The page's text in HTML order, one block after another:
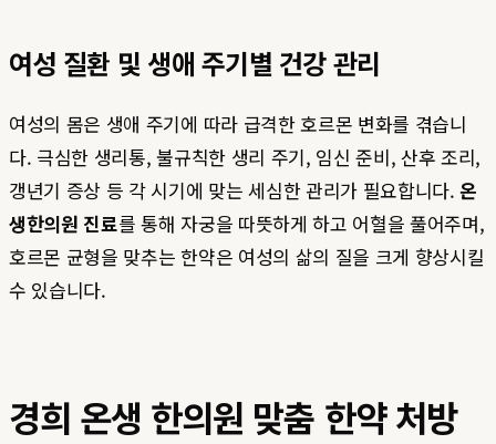
여성 질환 및 생애 주기별 건강 관리
여성의 몸은 생애 주기에 따라 급격한 호르몬 변화를 겪습니
다. 극심한 생리통, 불규칙한 생리 주기, 임신 준비, 산후 조리,
갱년기 증상 등 각 시기에 맞는 세심한 관리가 필요합니다.온
생한의원 진료를 통해 자궁을 따뜻하게 하고 어혈을 풀어주며,
호르몬 균형을 맞추는 한약은 여성의 삶의 질을 크게 향상시킬
수 있습니다.
경희 온생 한의원 맞춤 한약 처방